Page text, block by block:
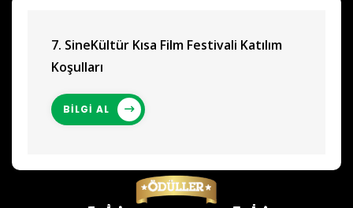
7. SineKültür Kısa Film Festivali Katılım
Koşulları
BİLGİ AL